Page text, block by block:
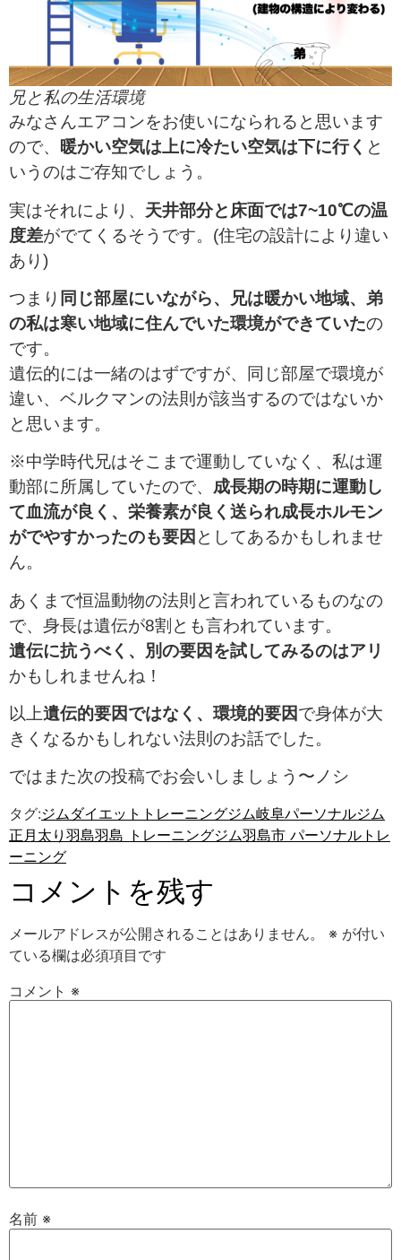
兄と私の生活環境
みなさんエアコンをお使いになられると思います
ので、
暖かい空気は上に冷たい空気は下に行く と
いうのはご存知でしょう。
実はそれにより、 天井部分と床面では7~10℃の温
度差がでてくるそうです。(住宅の設計により違い
あり)
つまり 同じ部屋にいながら、兄は暖かい地域、弟
の私は寒い地域に住んでいた環境ができていたの
です。
遺伝的には一緒のはずですが、同じ部屋で環境が
違い、ベルクマンの法則が該当するのではないか
と思います。
※中学時代兄はそこまで運動していなく、私は運
動部に所属していたので、 成長期の時期に運動し
て血流が良く、栄養素が良く送られ成長ホルモン
がでやすかったのも要因 としてあるかもしれませ
ん。
あくまで恒温動物の法則と言われているものなの
で、身長は遺伝が8割とも言われています。
遺伝に抗うべく、別の要因を試してみるのはアリ
かもしれませんね！
以上遺伝的要因ではなく、環境的要因で身体が大
きくなるかもしれない法則のお話でした。
ではまた次の投稿でお会いしましょう〜ノシ
タグ:ジム ダイエット トレーニングジム岐阜パーソナルジム
正月太り 羽島羽島 トレーニングジム羽島市 パーソナルトレ
ーニング
コメントを残す
メールアドレスが公開されることはありません。 ※ が付い
ている欄は必須項目です
コメント ※
名前 ※